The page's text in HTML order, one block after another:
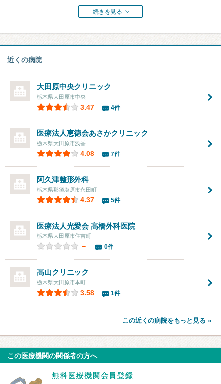
続きを見る
近くの病院
大田原中央クリニック
栃木県大田原市中央
3.47 4件
医療法人恵徳会あさかクリニック
栃木県大田原市浅香
4.08 7件
阿久津整形外科
栃木県那須塩原市永田町
4.37 5件
医療法人光愛会 高橋外科医院
栃木県大田原市住吉町
－ 0件
高山クリニック
栃木県大田原市本町
3.58 1件
この近くの病院をもっと見る »
この医療機関の関係者の方へ